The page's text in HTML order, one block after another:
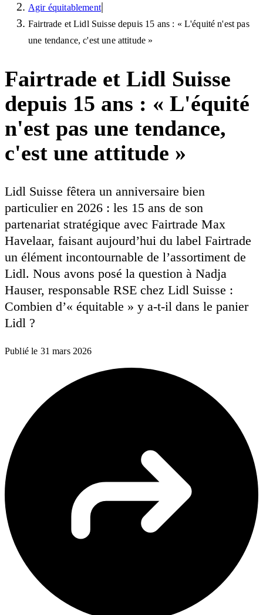
Agir équitablement|
Fairtrade et Lidl Suisse depuis 15 ans : « L'équité n'est pas
une tendance, c'est une attitude »
Fairtrade et Lidl Suisse
depuis 15 ans : « L'équité
n'est pas une tendance,
c'est une attitude »
Lidl Suisse fêtera un anniversaire bien
particulier en 2026 : les 15 ans de son
partenariat stratégique avec Fairtrade Max
Havelaar, faisant aujourd’hui du label Fairtrade
un élément incontournable de l’assortiment de
Lidl. Nous avons posé la question à Nadja
Hauser, responsable RSE chez Lidl Suisse :
Combien d’« équitable » y a-t-il dans le panier
Lidl ?
Publié le 31 mars 2026